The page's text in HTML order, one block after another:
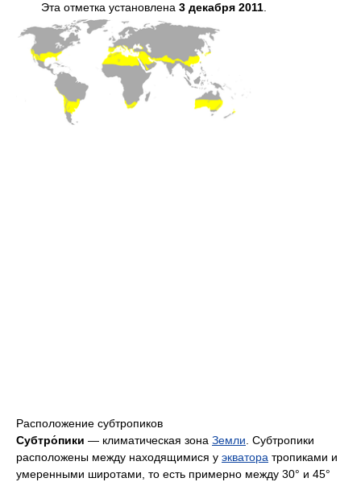
Эта отметка установлена 3 декабря 2011
Расположение субтропиков
Субтро́пики — климатическая зона Земли . Субтропики
расположены между находящимися у экватора тропиками и
умеренными широтами, то есть примерно между 30° и 45°